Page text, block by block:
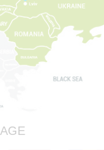
CLUB 4
SU